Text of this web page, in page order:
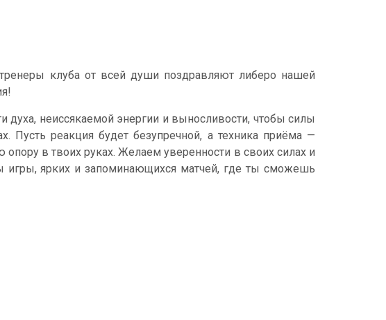
клуба от всей души поздравляют либеро нашей
духа, неиссякаемой энергии и выносливости, чтобы силы
Пусть реакция будет безупречной, а техника приёма —
в твоих руках. Желаем уверенности в своих силах и
игры, ярких и запоминающихся матчей, где ты сможешь